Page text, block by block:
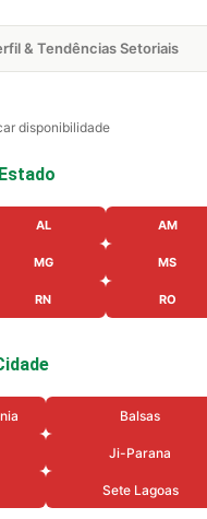
& Tendências Setoriais
disponibilidade
AL AM
MG MS
RN RO
Balsas
Ji-Parana
Sete Lagoas